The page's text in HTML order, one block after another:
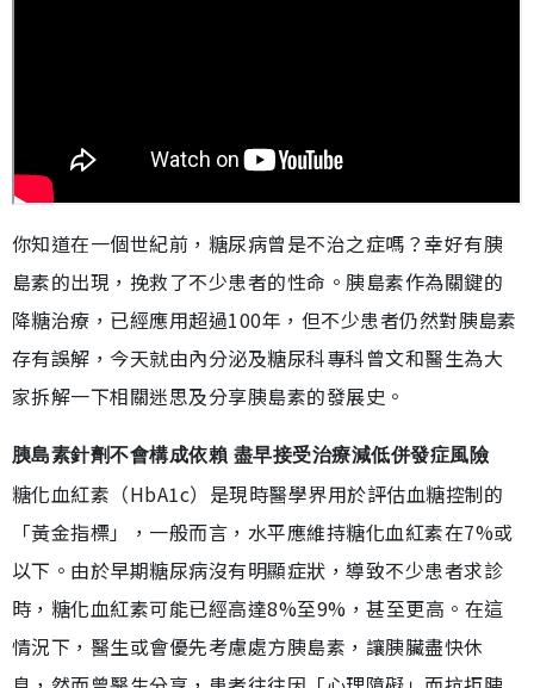
你知道在一個世紀前，糖尿病曾是不治之症嗎？幸好有胰
島素的出現，挽救了不少患者的性命。胰島素作為關鍵的
降糖治療，已經應用超過100年，但不少患者仍然對胰島素
存有誤解，今天就由內分泌及糖尿科專科曾文和醫生為大
家拆解一下相關迷思及分享胰島素的發展史。
胰島素針劑不會構成依賴 盡早接受治療減低併發症風險
糖化血紅素（HbA1c）是現時醫學界用於評估血糖控制的
「黃金指標」，一般而言，水平應維持糖化血紅素在7%或
以下。由於早期糖尿病沒有明顯症狀，導致不少患者求診
時，糖化血紅素可能已經高達8%至9%，甚至更高。在這
情況下，醫生或會優先考慮處方胰島素，讓胰臟盡快休